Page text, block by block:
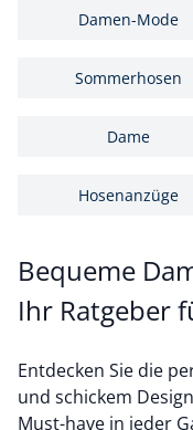
Damen-Mode
Sommerhosen
Dame
Hosenanzüge
Bequeme
Ihr Ratgeber
Entdecken Sie die
und schickem
Must-have in jeder